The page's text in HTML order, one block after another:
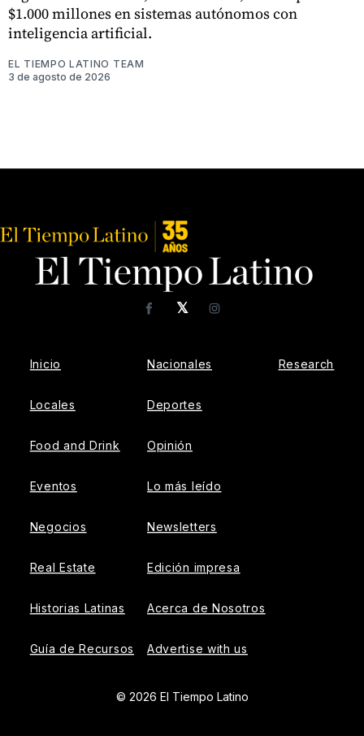
$1.000 millones en sistemas autónomos con
inteligencia artificial.
EL TIEMPO LATINO TEAM
3 de agosto de 2026
𝕏
FacebookInstagram
Inicio
Locales
Food and Drink
Eventos
Negocios
Real Estate
Historias Latinas
Guía de Recursos
Nacionales
Deportes
Opinión
Lo más leído
Newsletters
Edición impresa
Acerca de Nosotros
Advertise with us
Research
© 2026 El Tiempo Latino